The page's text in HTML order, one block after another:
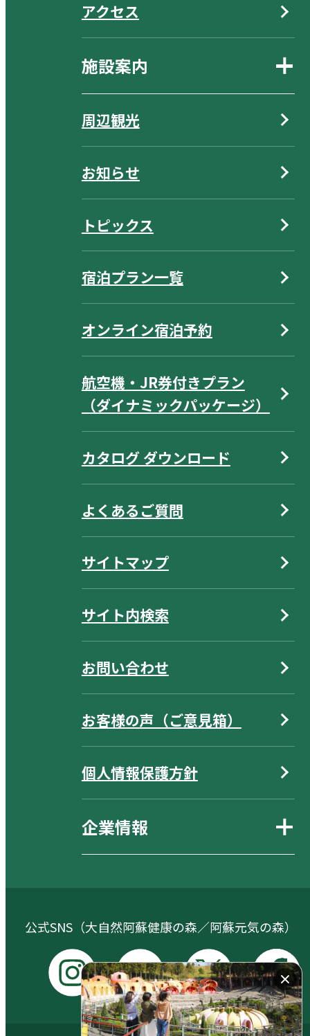
アクセス
施設案内
周辺観光
お知らせ
トピックス
宿泊プラン一覧
オンライン宿泊予約
航空機・JR券付きプラン
（ダイナミックパッケージ）
カタログ ダウンロード
よくあるご質問
サイトマップ
サイト内検索
お問い合わせ
お客様の声（ご意見箱）
個人情報保護方針
企業情報
公式SNS（大自然阿蘇健康の森／阿蘇元気の森）
Y
o
X
F
a